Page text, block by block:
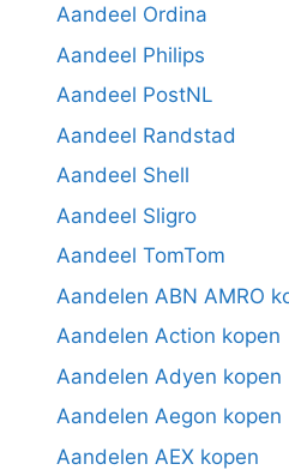
Aandeel Ordina
Aandeel Philips
Aandeel PostNL
Aandeel Randstad
Aandeel Shell
Aandeel Sligro
Aandeel TomTom
Aandelen ABN AMRO
Aandelen Action kopen
Aandelen Adyen kopen
Aandelen Aegon kopen
Aandelen AEX kopen